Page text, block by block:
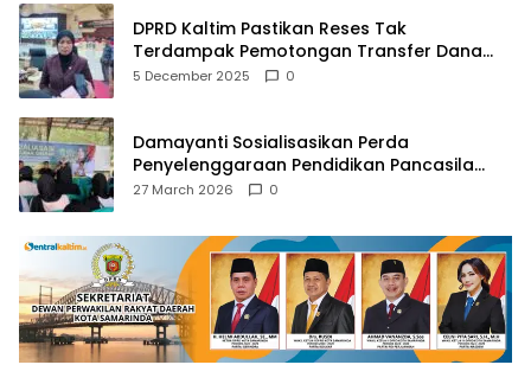
DPRD Kaltim Pastikan Reses Tak
Terdampak Pemotongan Transfer Dana
Pusat
5 December 2025 0
Damayanti Sosialisasikan Perda
Penyelenggaraan Pendidikan Pancasila
dan Wawasan Kebangsaan
27 March 2026 0